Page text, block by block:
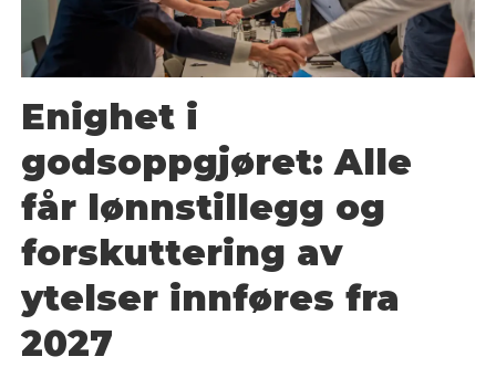
Enighet i
godsoppgjøret: Alle
får lønnstillegg og
forskuttering av
ytelser innføres fra
2027